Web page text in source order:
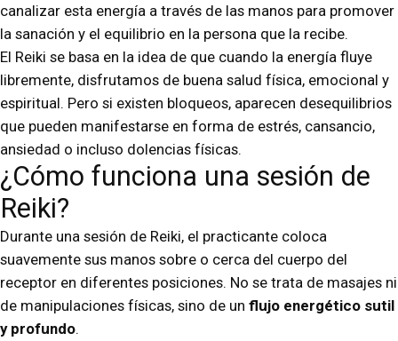
canalizar esta energía a través de las manos para promover
la sanación y el equilibrio en la persona que la recibe.
El Reiki se basa en la idea de que cuando la energía fluye
libremente, disfrutamos de buena salud física, emocional y
espiritual. Pero si existen bloqueos, aparecen desequilibrios
que pueden manifestarse en forma de estrés, cansancio,
ansiedad o incluso dolencias físicas.
¿Cómo funciona una sesión de
Reiki?
Durante una sesión de Reiki, el practicante coloca
suavemente sus manos sobre o cerca del cuerpo del
receptor en diferentes posiciones. No se trata de masajes ni
de manipulaciones físicas, sino de un flujo energético sutil
y profundo.